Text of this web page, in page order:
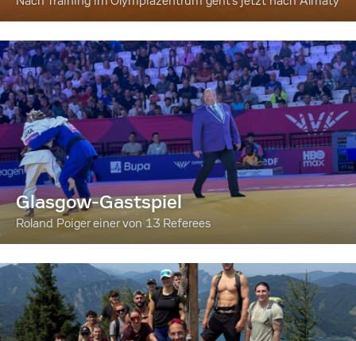
Glasgow-Gastspiel
Roland Poiger einer von 13 Referees